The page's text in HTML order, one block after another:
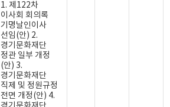
1. 제122차
이사회 회의록
기명날인이사
선임(안) 2.
경기문화재단
정관 일부 개정
(안) 3.
경기문화재단
직제 및 정원규정
전면 개정(안) 4.